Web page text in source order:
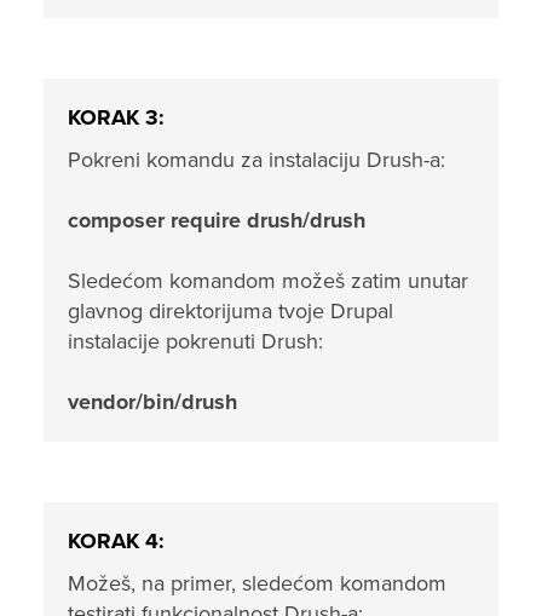
KORAK 3:
Pokreni komandu za instalaciju Drush-a:
composer require drush/drush
Sledećom komandom možeš zatim unutar
glavnog direktorijuma tvoje Drupal
instalacije pokrenuti Drush:
vendor/bin/drush
KORAK 4:
Možeš, na primer, sledećom komandom